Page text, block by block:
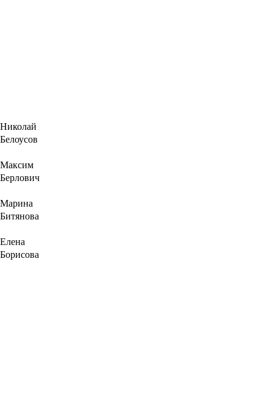
Николай
Белоусов
Максим
Берлович
Марина
Битянова
Елена
Борисова